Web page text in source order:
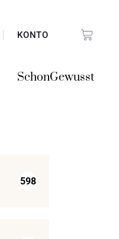
KONTO
SchonGewusst
598